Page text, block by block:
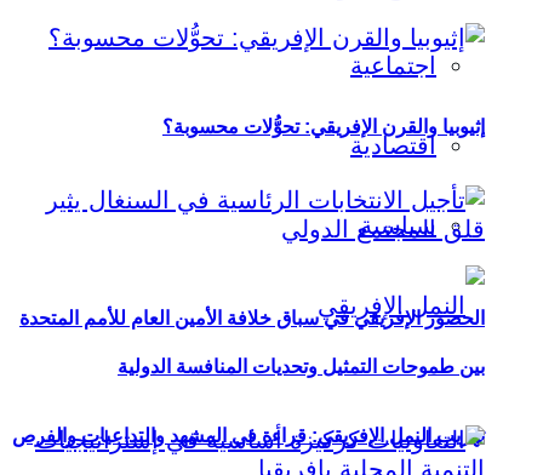
اجتماعية
اقتصادية
سياسية
تهريب النمل الإفريقي: قراءة في المشهد والتداعيات والفرص
إثيوبيا والقرن الإفريقي: تحوُّلات محسوبة؟
الحضور الإفريقي في سباق خلافة الأمين العام للأمم المتحدة
بين طموحات التمثيل وتحديات المنافسة الدولية